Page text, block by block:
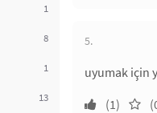
1
8
1
13
5.
uyumak için
(1)